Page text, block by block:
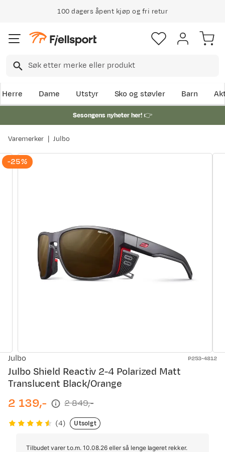
100 dagers åpent kjøp og fri retur
Herre Dame Utstyr Sko og støvler Barn
Sesongens nyheter her!👉
Varemerker Julbo
-25%
Julbo P253-4812
Julbo Shield Reactiv 2-4 Polarized Matt
Translucent Black/Orange
discounted
price
2 139,-
original
price
2 849,-
(4) Utsolgt
Tilbudet varer t.o.m. 10.08.26 eller så lenge lageret rekker.